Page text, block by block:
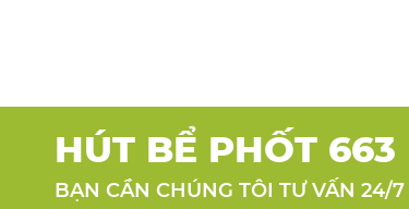
HÚT BỂ PHỐT 663
BẠN CẦN CHÚNG TÔI TƯ VẤN 24/7